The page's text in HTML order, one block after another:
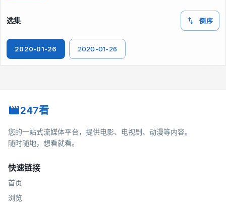
选集 倒序
2020-01-26 2020-01-26
247看
您的一站式流媒体平台，提供电影、电视剧、动漫等内容。
随时随地，想看就看。
快速链接
首页
浏览